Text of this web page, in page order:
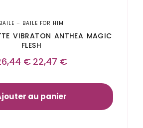
BAILE – BAILE FOR HIM
VIBRATON ANTHEA MAGIC
FLESH
€ 22,47 €
au panier